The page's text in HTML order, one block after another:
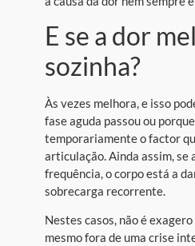
E se a dor
sozinha?
Às vezes melhora, e isso
fase aguda passou ou
temporariamente o factor
articulação. Ainda assim, se
frequência, o corpo está a
sobrecarga recorrente.
Nestes casos, não é
mesmo fora de uma crise